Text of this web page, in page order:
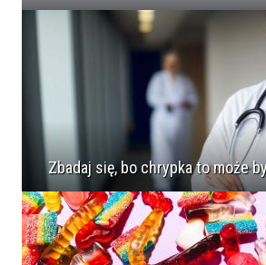
Zbadaj się, bo chrypka to może